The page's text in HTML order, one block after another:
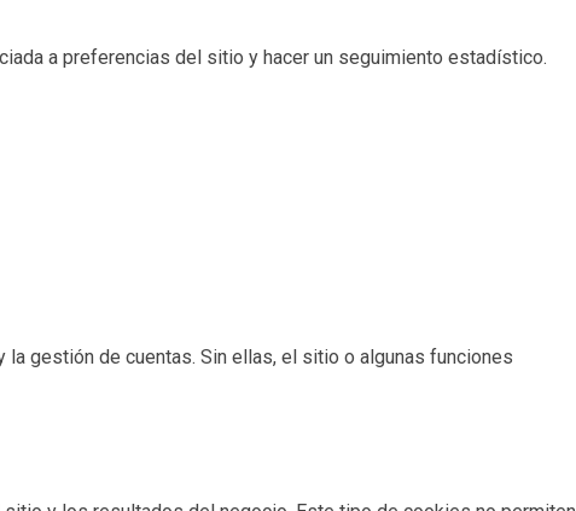
a preferencias del sitio y hacer un seguimiento estadístico.
gestión de cuentas. Sin ellas, el sitio o algunas funciones